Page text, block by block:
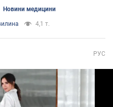
Новини медицини
4,1 т.
РУС